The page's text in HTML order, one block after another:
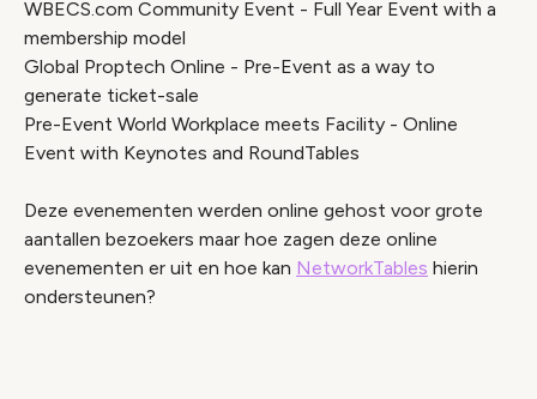
WBECS.com Community Event - Full Year Event with a
membership model
Global Proptech Online - Pre-Event as a way to
generate ticket-sale
Pre-Event World Workplace meets Facility - Online
Event with Keynotes and RoundTables
Deze evenementen werden online gehost voor grote
aantallen bezoekers maar hoe zagen deze online
evenementen er uit en hoe kan NetworkTables hierin
ondersteunen?
Video geblokkeerd